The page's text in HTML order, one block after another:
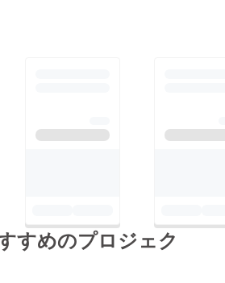
すめのプロジェク